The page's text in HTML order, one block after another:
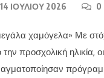
14 ΙΟΥΛΊΟΥ 2026 0
χαμόγελα» Με
την προσχολική ηλικία,